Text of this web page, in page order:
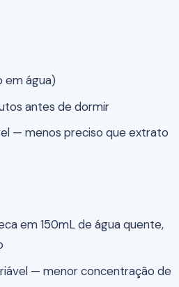
em água)
antes de dormir
— menos preciso que extrato
em 150mL de água quente,
— menor concentração de